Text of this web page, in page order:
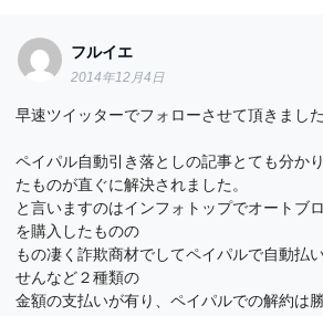
フルイエ
2014年12月4日
早速ツイッターでフォローさせて頂きました
ペイパル自動引き落としの記事とても分か
たものが直ぐに解決されました。
と言いますのはインフォトップでオートブ
を購入したものの
もの凄く詐欺商材でしてペイパルで自動払
せんなど２種類の
金額の支払いが有り、ペイパルでの解約は